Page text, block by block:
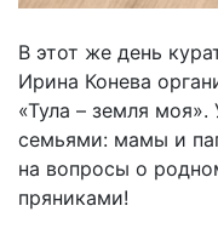
В этот же день
Ирина Конева
«Тула – земля
семьями: мамы и
на вопросы о
пряниками!